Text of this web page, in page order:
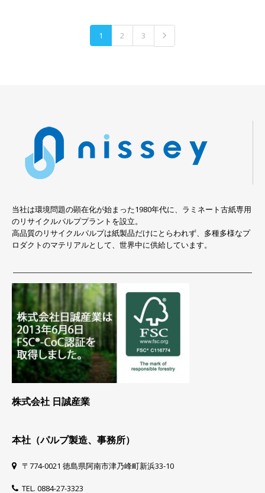
1 2 3
当社は環境問題の顕在化が始まった1980年代に、ラミネート古紙専用
のリサイクルパルププラントを設立。
高品質のリサイクルパルプは紙製品だけにとらわれず、多種多様なプ
ロダクトのマテリアルとして、世界中に供給しています。
株式会社 日誠産業
本社（パルプ製造、事務所）
〒774-0021 徳島県阿南市津乃峰町新浜33-10
TEL. 0884-27-3323